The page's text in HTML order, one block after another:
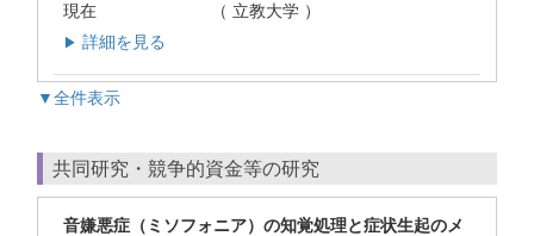
現在
（ 立教大学 ）
▶ 詳細を見る
▼全件表示
共同研究・競争的資金等の研究
音嫌悪症（ミソフォニア）の知覚処理と症状生起のメ